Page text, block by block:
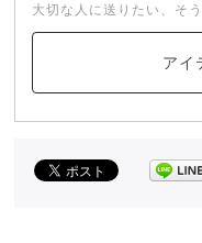
大切な人に送りたい、そ
アイ